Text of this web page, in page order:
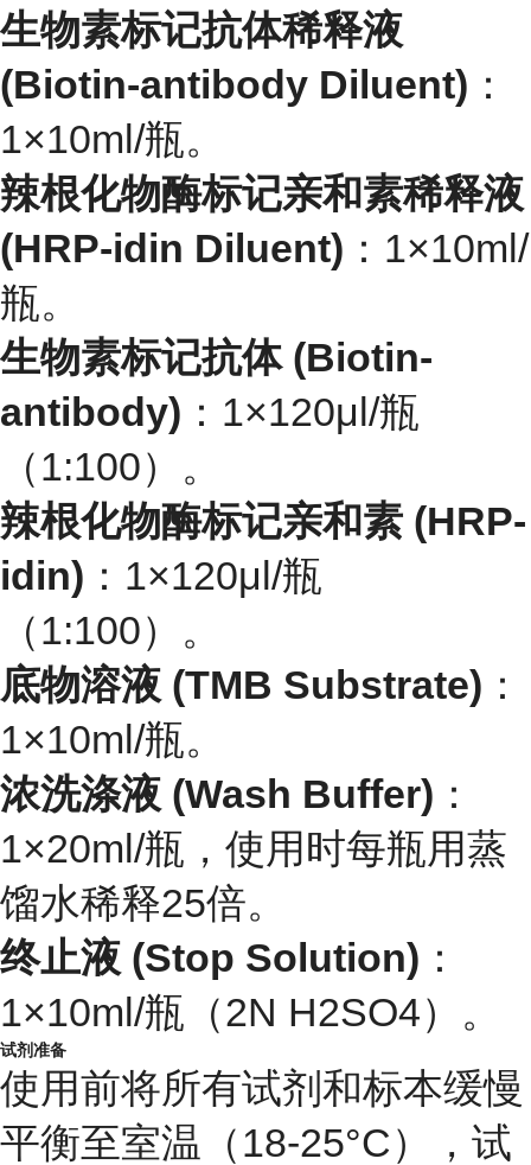
生物素标记抗体稀释液
(Biotin-antibody Diluent) ：
1×10ml/瓶。
辣根化物酶标记亲和素稀释液
(HRP-idin Diluent) ：1×10ml/
瓶。
生物素标记抗体 (Biotin-
antibody) ：1×120μl/瓶
（1:100）。
辣根化物酶标记亲和素 (HRP-
idin) ：1×120μl/瓶
（1:100）。
底物溶液 (TMB Substrate) ：
1×10ml/瓶。
浓洗涤液 (Wash Buffer) ：
1×20ml/瓶，使用时每瓶用蒸
馏水稀释25倍。
终止液 (Stop Solution) ：
1×10ml/瓶（2N H2SO4）。
试剂准备
使用前将所有试剂和标本缓慢
平衡至室温（18-25°C），试